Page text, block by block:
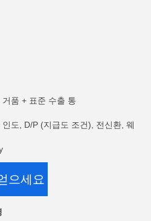
품 + 표준 수출 통
도, D/P (지급도 조건), 전신환, 웨
으세요